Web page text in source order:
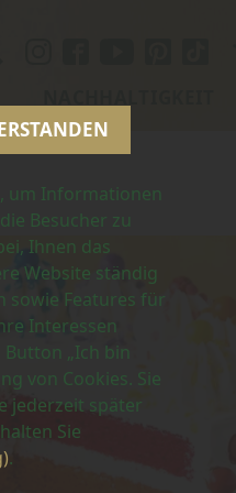
um Informationen
Besucher zu
Ihnen das
Website ständig
sowie Features für
Interessen
„Ich bin
von Cookies. Sie
jederzeit später
Sie
.